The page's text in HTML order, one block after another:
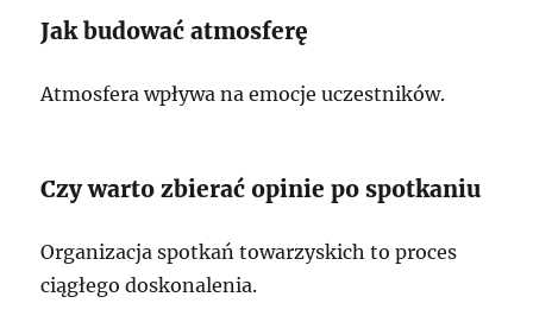
Jak budować atmosferę
Atmosfera wpływa na emocje uczestników.
Czy warto zbierać opinie po spotkaniu
Organizacja spotkań towarzyskich to proces
ciągłego doskonalenia.